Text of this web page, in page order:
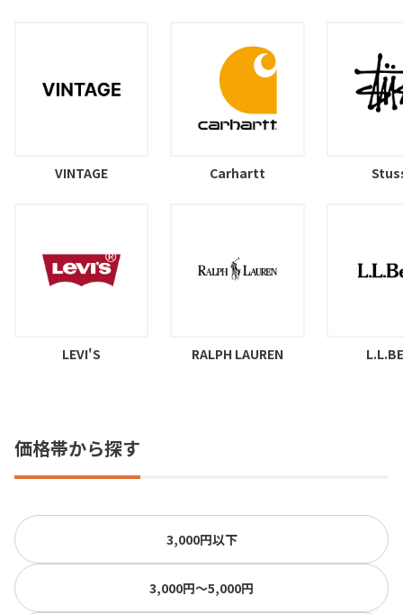
VINTAGE Carhartt
LEVI'S RALPH LAUREN
価格帯から探す
3,000円以下
3,000円〜5,000円